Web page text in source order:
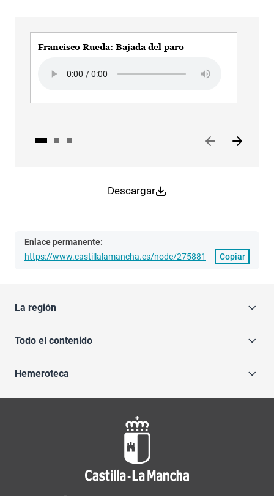
Descargar
Francisco Rueda: Bajada del paro
Enlace permanente:
https://www.castillalamancha.es/node/275881
Copiar
La región
Todo el contenido
Hemeroteca